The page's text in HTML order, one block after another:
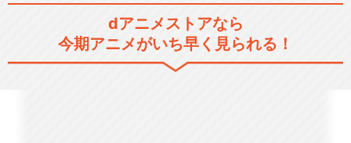
dアニメストアなら
今期アニメがいち早く見られる！